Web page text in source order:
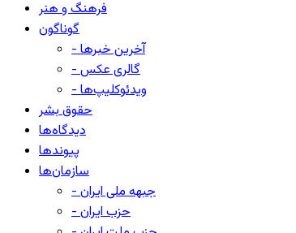
فرهنگ و هنر
گوناگون
- آخرین خبرها
- گالری عکس
- ویدئوکلیپ‌ها
حقوق بشر
دیدگاه‌ها
پیوندها
سازمان‌ها
- جبهه ملی ایران
- حزب ایران